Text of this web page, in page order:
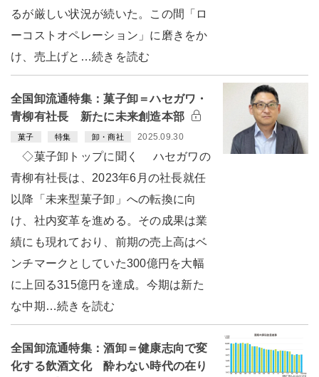
るが厳しい状況が続いた。この間「ロ
ーコストオペレーション」に磨きをか
け、売上げと…続きを読む
全国卸流通特集：菓子卸＝ハセガワ・
青柳有社長 新たに未来創造本部
菓子 特集 卸・商社 2025.09.30
◇菓子卸トップに聞く ハセガワの
青柳有社長は、2023年6月の社長就任
以降「未来型菓子卸」への転換に向
け、社内変革を進める。その成果は業
績にも現れており、前期の売上高はベ
ンチマークとしていた300億円を大幅
に上回る315億円を達成。今期は新た
な中期…続きを読む
全国卸流通特集：酒卸＝健康志向で変
化する飲酒文化 酔わない時代の在り